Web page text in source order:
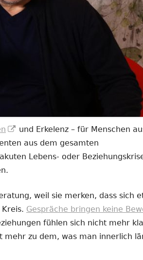
In
neuem
Fenster
und Erkelenz – für Menschen
aus dem gesamten
Lebens- oder
weil sie merken, dass sich
Gespräche bringen keine
fühlen sich nicht mehr
mehr zu dem, was man innerlich